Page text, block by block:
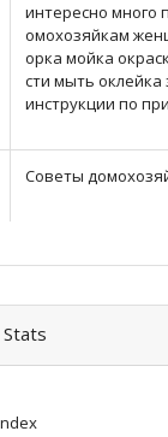
интересно много
oмохозяйкам
орка мойка
сти мыть
инструкции по
Советы